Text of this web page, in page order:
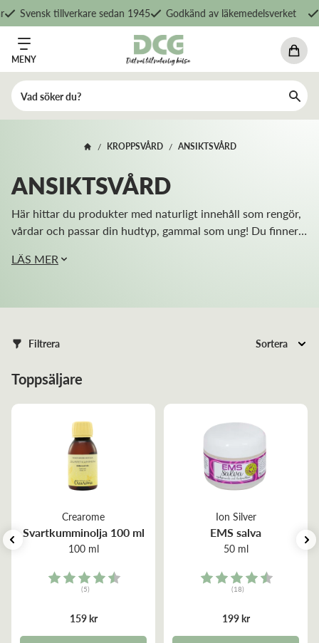
tillverkare sedan 1945 Godkänd av läkemedelsverket Fri
MENY
/ KROPPSVÅRD / ANSIKTSVÅRD
ANSIKTSVÅRD
Här hittar du produkter med naturligt innehåll som rengör,
vårdar och passar din hudtyp, gammal som ung! Du finner t
olika hudtyper såsom fet...
LÄS MER
Filtrera Sortera
Toppsäljare
Crearome
Svartkumminolja 100 ml
100 ml
Rating:
(5)
159 kr
Ion Silver
EMS salva
50 ml
Rating:
(18)
199 kr